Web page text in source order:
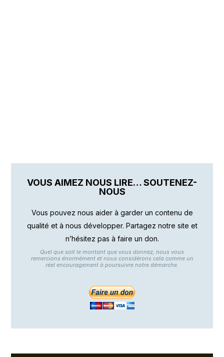
VOUS AIMEZ NOUS LIRE… SOUTENEZ-
NOUS
Vous pouvez nous aider à garder un contenu de
qualité et à nous développer. Partagez notre site et
n’hésitez pas à faire un don.
Quel que soit le montant que vous donnez, nous vous
remercions énormément et nous considérons cela comme un
réel encouragement à poursuivre notre démarche.